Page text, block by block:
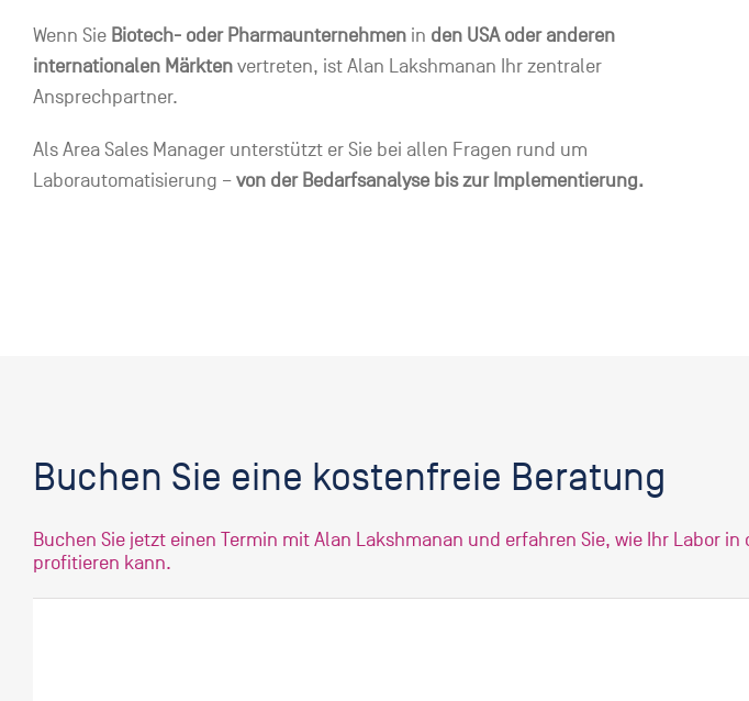
Wenn Sie Biotech- oder Pharmaunternehmenin den USA oder anderen
internationalen Märktenvertreten, ist Alan Lakshmanan Ihr zentraler
Ansprechpartner.
Als Area Sales Manager unterstützt er Sie bei allen Fragen rund um
Laborautomatisierung –von der Bedarfsanalyse bis zur Implementierung.
Buchen Sie eine kostenfreie Beratung
Buchen Sie jetzt einen Termin mit Alan Lakshmanan und erfahren Sie, wie Ihr Labor
profitieren kann.